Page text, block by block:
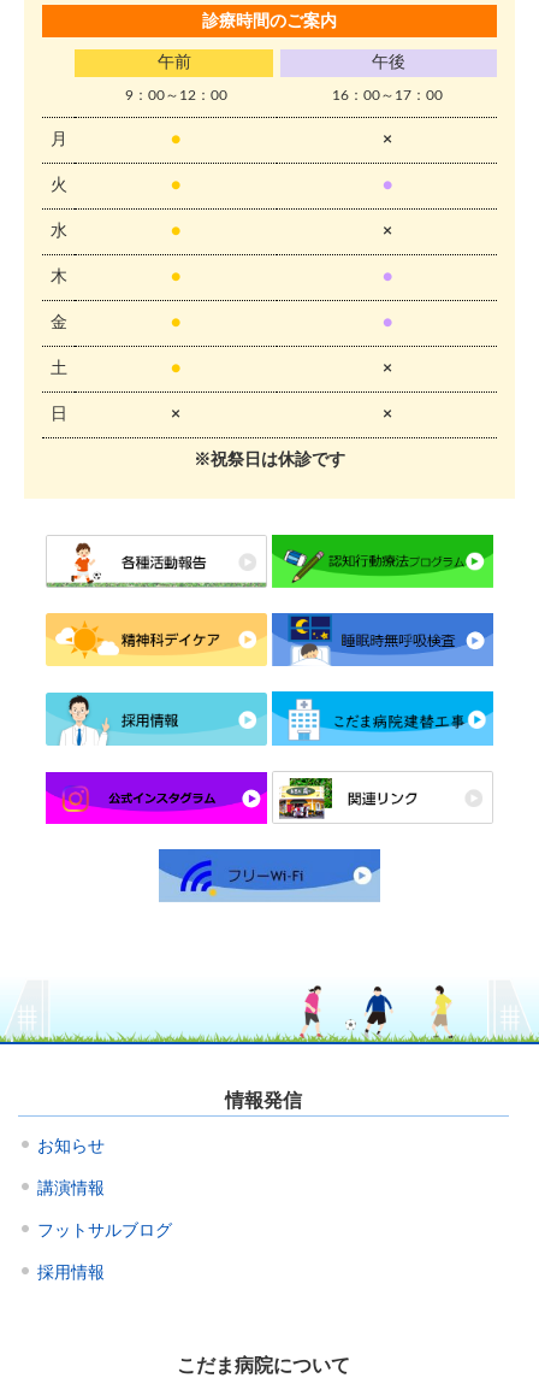
診療時間のご案内
午前 午後
9：00～12：00 16：00～17：00
月 ● ×
火 ● ●
水 ● ×
木 ● ●
金 ● ●
土 ● ×
日 × ×
※祝祭日は休診です
情報発信
お知らせ
講演情報
フットサルブログ
採用情報
こだま病院について